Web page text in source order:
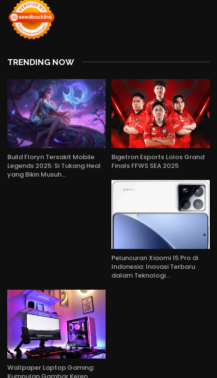
TRENDING NOW
Build Floryn Tersakit Mobile
Legends 2025: Si Tukang Heal
yang Bikin Musuh…
Bigetron Esports Lolos Grand
Finals FFWS SEA 2025
Peluncuran Xiaomi 15 Pro di
Indonesia: Inovasi Terbaru
dalam Teknologi…
Wallpaper Laptop Gaming: